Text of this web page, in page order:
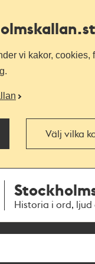
vi kakor,
Välj vilka
Historia i ord, ljud